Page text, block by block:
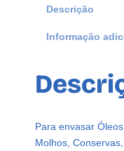
Descrição
Informação
Para envasar
Molhos,